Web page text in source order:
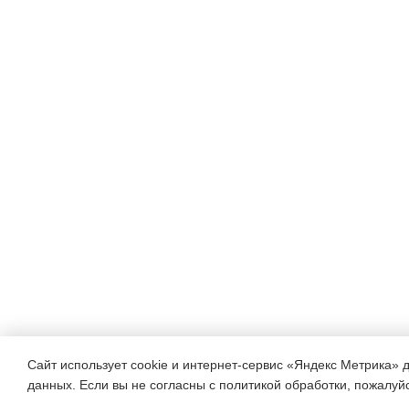
Сайт использует cookie и интернет-сервис «Яндекс Метрика»
данных. Если вы не согласны с политикой обработки,